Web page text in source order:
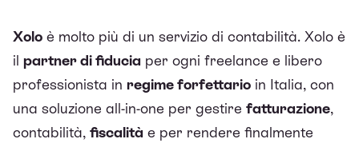
Xolo è molto più di un servizio di contabilità. Xolo è
il partner di fiducia per ogni freelance e libero
professionista in regime forfettario in Italia, con
una soluzione all-in-one per gestire fatturazione,
contabilità, fiscalità e per rendere finalmente